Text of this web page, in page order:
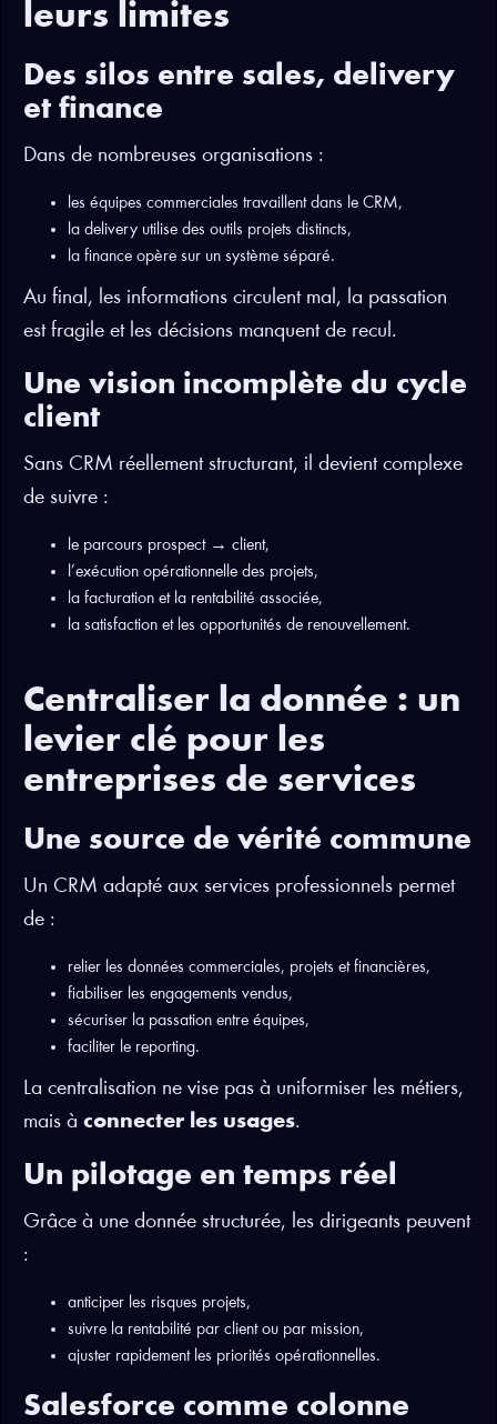
leurs limites
Des silos entre sales, delivery
et finance
Dans de nombreuses organisations :
les équipes commerciales travaillent dans le CRM,
la delivery utilise des outils projets distincts,
la finance opère sur un système séparé.
Au final, les informations circulent mal, la passation
est fragile et les décisions manquent de recul.
Une vision incomplète du cycle
client
Sans CRM réellement structurant, il devient complexe
de suivre :
le parcours prospect → client,
l’exécution opérationnelle des projets,
la facturation et la rentabilité associée,
la satisfaction et les opportunités de renouvellement.
Centraliser la donnée : un
levier clé pour les
entreprises de services
Une source de vérité commune
Un CRM adapté aux services professionnels permet
de :
relier les données commerciales, projets et financières,
fiabiliser les engagements vendus,
sécuriser la passation entre équipes,
faciliter le reporting.
La centralisation ne vise pas à uniformiser les métiers,
mais à connecter les usages.
Un pilotage en temps réel
Grâce à une donnée structurée, les dirigeants peuvent
:
anticiper les risques projets,
suivre la rentabilité par client ou par mission,
ajuster rapidement les priorités opérationnelles.
Salesforce comme colonne